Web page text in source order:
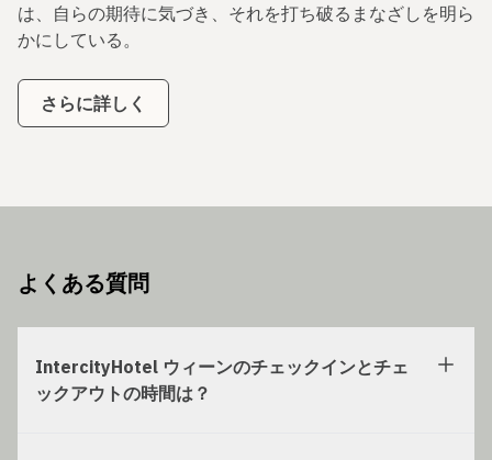
は、自らの期待に気づき、それを打ち破るまなざしを明ら
かにしている。
さらに詳しく
よくある質問
IntercityHotel ウィーンのチェックインとチェ
ックアウトの時間は？